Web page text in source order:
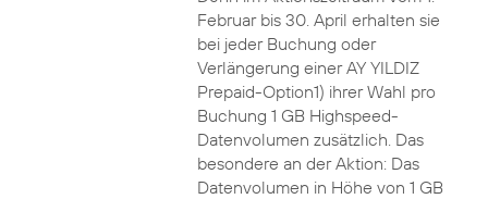
Februar bis 30. April erhalten sie
bei jeder Buchung oder
Verlängerung einer AY YILDIZ
Prepaid-Option1) ihrer Wahl pro
Buchung 1 GB Highspeed-
Datenvolumen zusätzlich. Das
besondere an der Aktion: Das
Datenvolumen in Höhe von 1 GB